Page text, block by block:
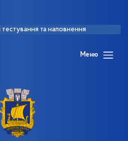
та наповнення
Меню